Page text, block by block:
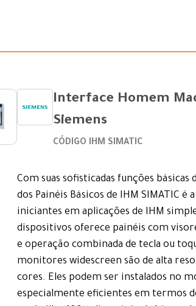
Interface Homem
Siemens
CÓDIGO IHM SIMATIC
Com suas sofisticadas funções básicas
dos Painéis Básicos de IHM SIMATIC é
iniciantes em aplicações de IHM
dispositivos oferece painéis com
e operação combinada de tecla ou
monitores widescreen são de alta
cores. Eles podem ser instalados no
especialmente eficientes em termos